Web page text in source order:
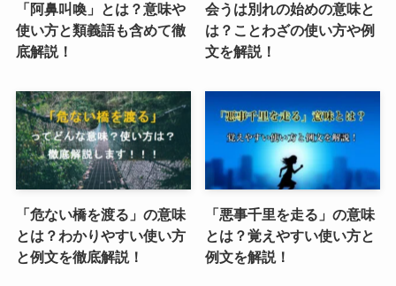
「阿鼻叫喚」とは？意味や
使い方と類義語も含めて徹
底解説！
会うは別れの始めの意味と
は？ことわざの使い方や例
文を解説！
「危ない橋を渡る」の意味
とは？わかりやすい使い方
と例文を徹底解説！
「悪事千里を走る」の意味
とは？覚えやすい使い方と
例文を解説！